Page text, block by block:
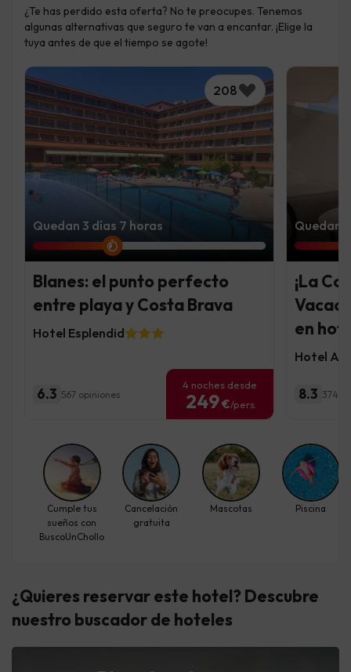
¿Te has perdido esta oferta? No te preocupes. Tenemos
algunas alternativas que seguro te van a encantar. ¡Elige la
tuya antes de que el tiempo se agote!
208
Quedan 3 días 7 horas
Blanes: el punto perfecto
entre playa y Costa Brava
Hotel Esplendid
6.3 567 opiniones
4 noches desde
249€/pers.
Quedan
¡La
en
Hotel
8.3 374
Cumple tus
sueños con
BuscoUnChollo
Cancelación
gratuita
Mascotas Piscina
¿Quieres reservar este hotel? Descubre
nuestro buscador de hoteles